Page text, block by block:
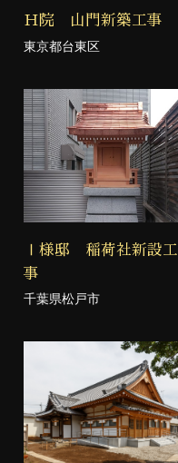
Ｈ院 山門新築工事
東京都台東区
Ⅰ様邸 稲荷社新設工
事
千葉県松戸市